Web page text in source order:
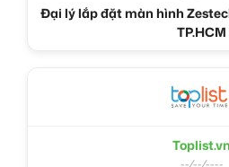
Đại lý lắp đặt màn hình
TP.HCM
Toplist.vn
--/--/----